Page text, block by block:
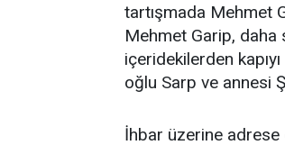
tartışmada Mehmet
Mehmet Garip, daha
içeridekilerden kapıyı
oğlu Sarp ve annesi
İhbar üzerine adrese